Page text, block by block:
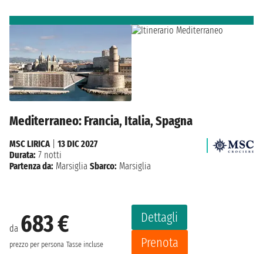
Mediterraneo: Francia, Italia, Spagna
da 683 €
prezzo per persona Tasse incluse
Dettagli
Prenota
MSC LIRICA
13 DIC 2027
Durata: 7 notti
Partenza da: Marsiglia Sbarco: Marsiglia